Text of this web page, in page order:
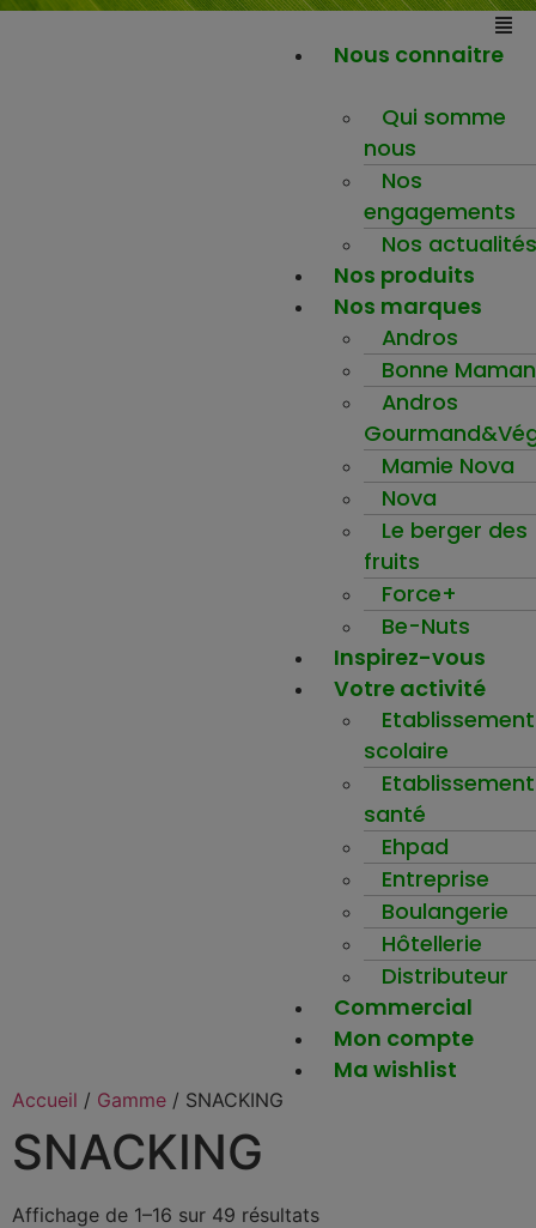
Nous connaitre
Qui somme
nous
Nos
engagements
Nos actualités
Nos produits
Nos marques
Andros
Bonne Maman
Andros
Mamie Nova
Nova
Le berger des
fruits
Force+
Be-Nuts
Inspirez-vous
Votre activité
Etablissement
scolaire
santé
Ehpad
Entreprise
Boulangerie
Hôtellerie
Distributeur
Commercial
Mon compte
Ma wishlist
Accueil / Gamme / SNACKING
SNACKING
Affichage de 1–16 sur 49 résultats